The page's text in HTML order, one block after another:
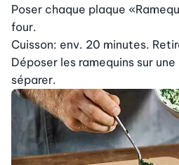
Poser chaque plaque
four.
Cuisson: env. 20 minutes.
Déposer les ramequins sur
séparer.